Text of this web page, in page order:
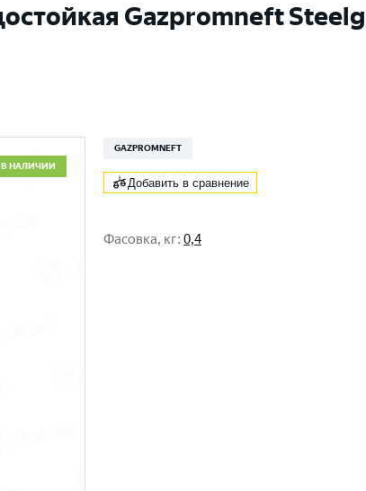
Gazpromneft
В НАЛИЧИИ
GAZPROMNEFT
Добавить в сравнение
Фасовка, кг: 0,4